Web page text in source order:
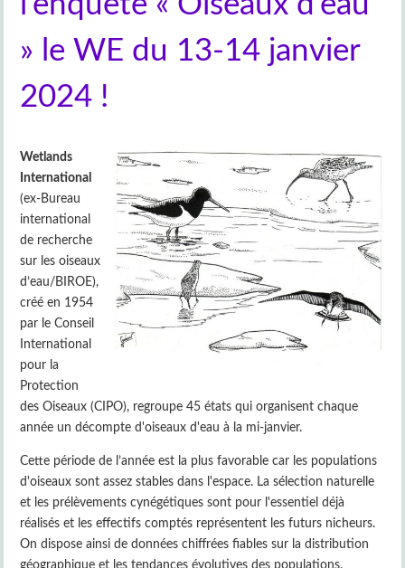
» le WE du 13-14 janvier
2024 !
Wetlands
International
(ex-Bureau
international
de recherche
sur les oiseaux
d’eau/BIROE),
créé en 1954
par le Conseil
International
pour la
Protection
des Oiseaux (CIPO), regroupe 45 états qui organisent chaque
année un décompte d'oiseaux d'eau à la mi-janvier.
Cette période de l’année est la plus favorable car les populations
d'oiseaux sont assez stables dans l'espace. La sélection naturelle
et les prélèvements cynégétiques sont pour l'essentiel déjà
réalisés et les effectifs comptés représentent les futurs nicheurs.
On dispose ainsi de données chiffrées fiables sur la distribution
géographique et les tendances évolutives des populations.